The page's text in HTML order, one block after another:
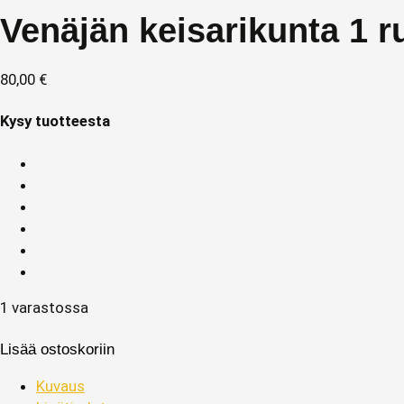
Venäjän keisarikunta 1
80,00 €
Kysy tuotteesta
1 varastossa
Lisää ostoskoriin
Kuvaus